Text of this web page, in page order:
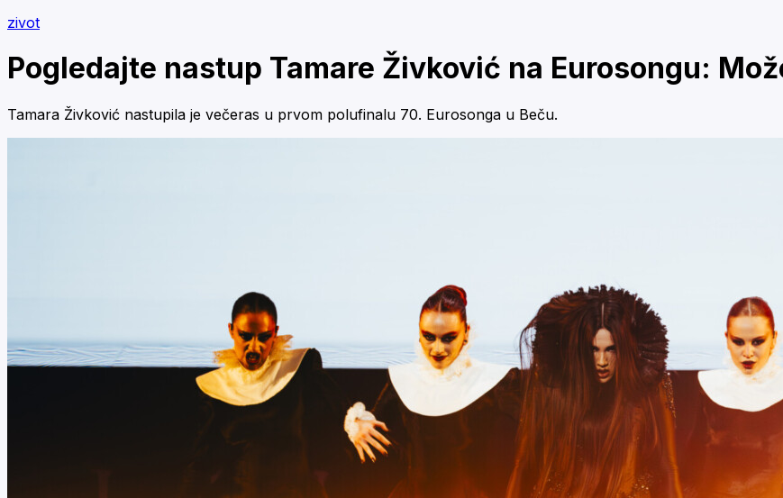
zivot
Pogledajte nastup Tamare Živković na Eurosongu:
Tamara Živković nastupila je večeras u prvom polufinalu 70. Eurosonga u Beču.